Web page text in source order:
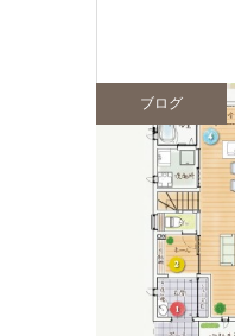
ブログ